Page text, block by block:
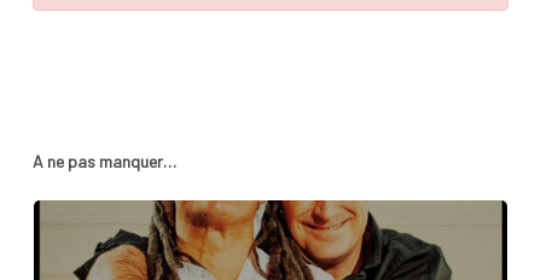
A ne pas manquer…